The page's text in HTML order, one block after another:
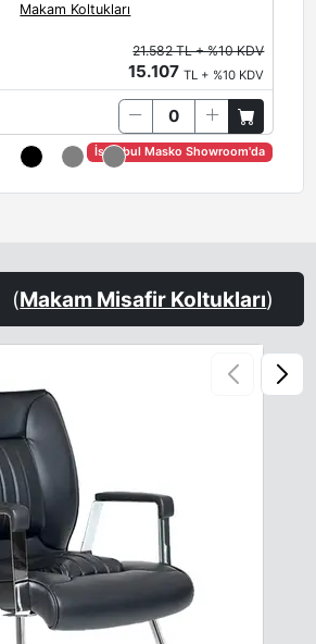
Makam Koltukları
21.582 TL + %10 KDV
15.107TL + %10 KDV
İstanbul Masko Showroom'da
(Makam Misafir Koltukları)